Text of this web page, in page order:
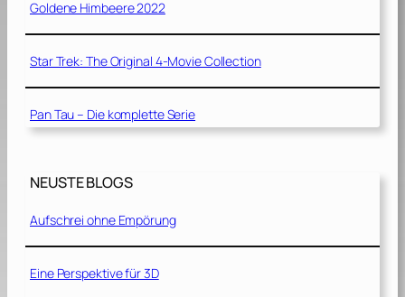
Goldene Himbeere 2022
Star Trek: The Original 4-Movie Collection
Pan Tau – Die komplette Serie
NEUSTE BLOGS
Aufschrei ohne Empörung
Eine Perspektive für 3D